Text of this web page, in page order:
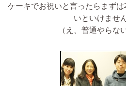
ケーキでお祝いと言ったらまずは
いといけませ
（え、普通やらな